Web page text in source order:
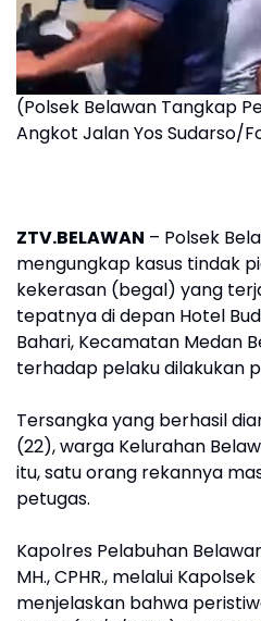
(Polsek Belawan Tangkap
Angkot Jalan Yos Sudarso/
ZTV.BELAWAN – Polsek
mengungkap kasus tindak
kekerasan (begal) yang
tepatnya di depan Hotel
Bahari, Kecamatan Medan
terhadap pelaku dilakukan
Tersangka yang berhasil
(22), warga Kelurahan
itu, satu orang rekannya
petugas.
Kapolres Pelabuhan
MH., CPHR., melalui
menjelaskan bahwa